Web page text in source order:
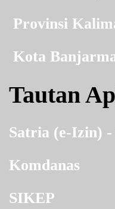
Provinsi
Kota
Tautan
Satria (e-Izin)
Komdanas
SIKEP